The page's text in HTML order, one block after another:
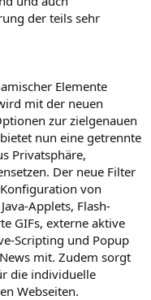
der teils sehr
Elemente
mit der neuen
zur zielgenauen
nun eine getrennte
Privatsphäre,
Der neue Filter
von
Applets, Flash-
GIFs, externe aktive
Scripting und Popup
mit. Zudem sorgt
die individuelle
Webseiten.